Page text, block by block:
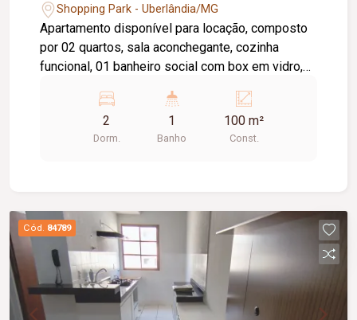
Shopping Park - Uberlândia/MG
Apartamento disponível para locação, composto
por 02 quartos, sala aconchegante, cozinha
funcional, 01 banheiro social com box em vidro,
oferece um ambiente prático e confortável,
sendo uma excelente opção para quem busca
comodidade e funcionalidade no dia a dia.
2
Dorm.
1
Banho
100 m²
Const.
Cód. 84789